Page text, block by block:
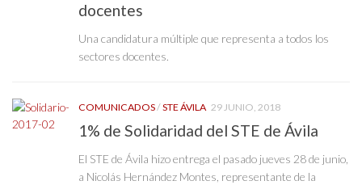
docentes
Una candidatura múltiple que representa a todos los
sectores docentes.
COMUNICADOS/STE ÁVILA 29 JUNIO, 2018
1% de Solidaridad del STE de Ávila
El STE de Ávila hizo entrega el pasado jueves 28 de junio,
a Nicolás Hernández Montes, representante de la